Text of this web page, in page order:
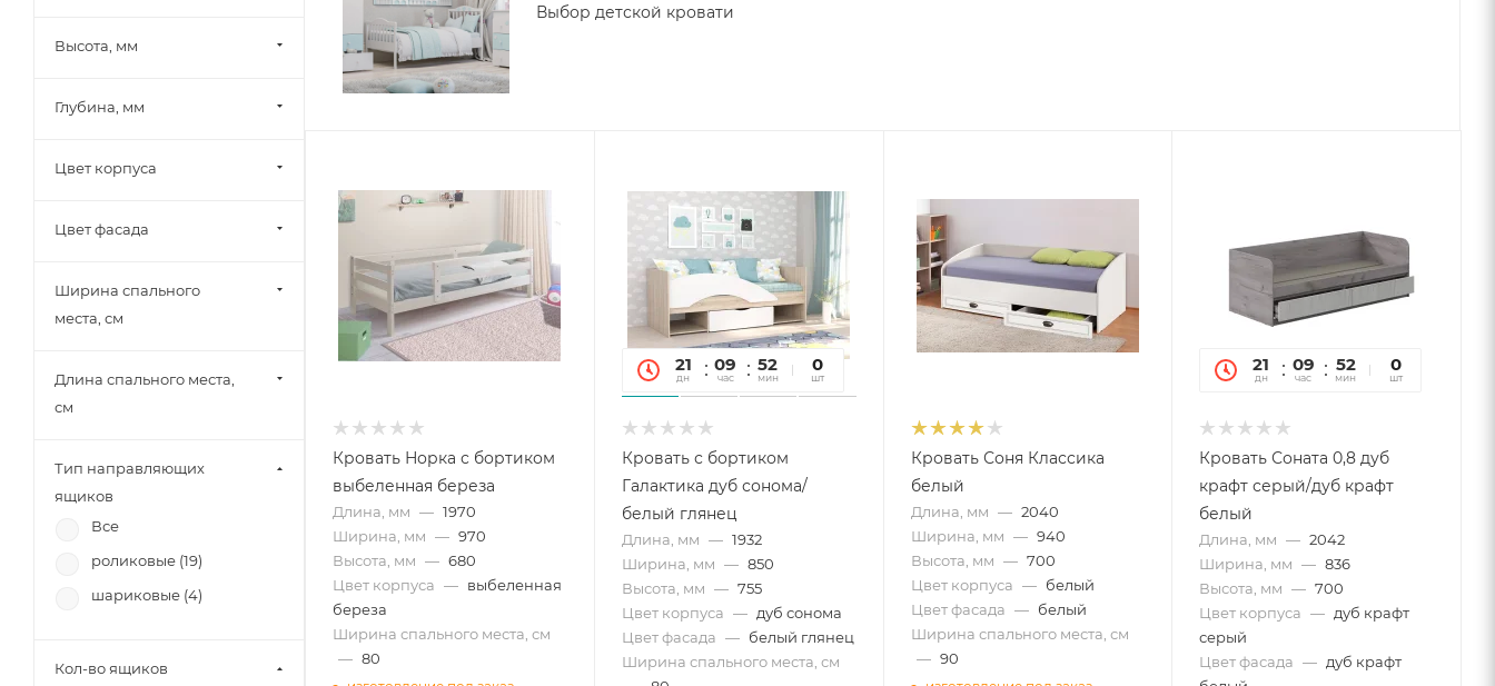
Выбор детской кровати
Кровать Норка с бортиком
выбеленная береза
Длина, мм — 1970
Ширина, мм — 970
Высота, мм — 680
Цвет корпуса — выбеленная
береза
Ширина спального места, см
— 80
21
дн
09
час
52
мин
09
сек
0
шт
Кровать с бортиком
Галактика дуб сонома/
белый глянец
Длина, мм — 1932
Ширина, мм — 850
Высота, мм — 755
Цвет корпуса — дуб сонома
Цвет фасада — белый глянец
Ширина спального места, см
Кровать Соня Классика
белый
Длина, мм — 2040
Ширина, мм — 940
Высота, мм — 700
Цвет корпуса — белый
Цвет фасада — белый
Ширина спального места, см
— 90
21
дн
09
час
52
мин
09
сек
0
шт
Кровать Соната 0,8 дуб
крафт серый/дуб крафт
белый
Длина, мм — 2042
Ширина, мм — 836
Высота, мм — 700
Цвет корпуса — дуб крафт
серый
Цвет фасада — дуб крафт
Шведский стандарт
(1)
Mobi (5)
Тэкс (3)
Зарон (9)
Высота, мм
Глубина, мм
Цвет корпуса
Цвет фасада
Ширина спального
места, см
Длина спального места,
см
Тип направляющих
ящиков
Все
роликовые (19)
шариковые (4)
Кол-во ящиков